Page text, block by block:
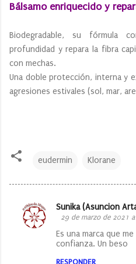
Bálsamo enriquecido y
Biodegradable, su fórmula
profundidad y repara la fibra
con mechas.
Una doble protección, interna y
agresiones estivales (sol, mar,
eudermin Klorane
C
Sunika (Asuncion
29 de marzo de 2021
Es una marca que
confianza. Un beso
RESPONDER